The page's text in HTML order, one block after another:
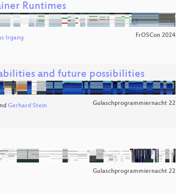
Runtimes
Irgang FrOSCon 2024
and future possibilities
Gerhard Stein Gulaschprogrammiernacht 22
Gulaschprogrammiernacht 22